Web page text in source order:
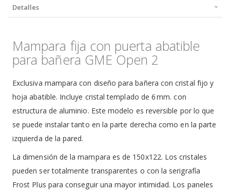
Detalles
Mampara fija con puerta abatible
para bañera GME Open 2
Exclusiva mampara con diseño para bañera con cristal fijo y
hoja abatible. Incluye cristal templado de 6 mm. con
estructura de aluminio. Este modelo es reversible por lo que
se puede instalar tanto en la parte derecha como en la parte
izquierda de la pared.
La dimensión de la mampara es de 150x122. Los cristales
pueden ser totalmente transparentes o con la serigrafía
Frost Plus para conseguir una mayor intimidad. Los paneles